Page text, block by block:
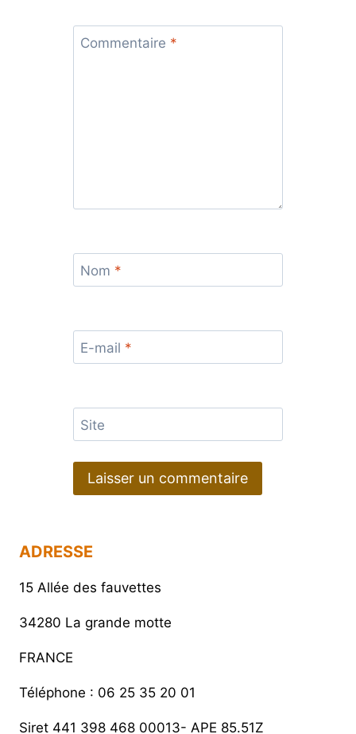
Commentaire *
Nom *
E-mail *
Site
ADRESSE
15 Allée des fauvettes
34280 La grande motte
FRANCE
Téléphone : 06 25 35 20 01
Siret 441 398 468 00013- APE 85.51Z